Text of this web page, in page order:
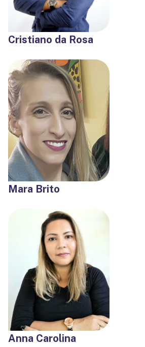
Cristiano da Rosa
Mara Brito
Anna Carolina